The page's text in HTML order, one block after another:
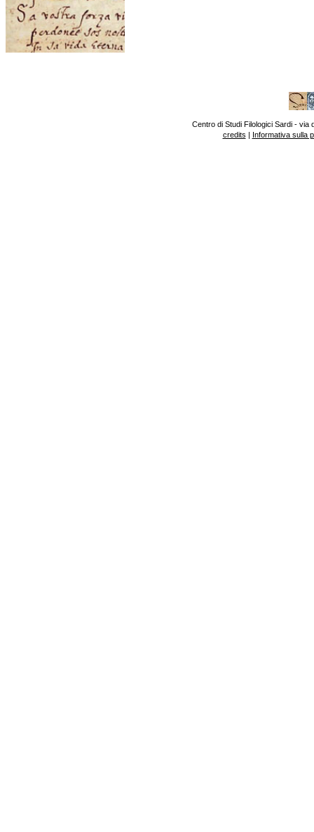
Centro di Studi Filologici Sardi - via
credits | Informativa sulla